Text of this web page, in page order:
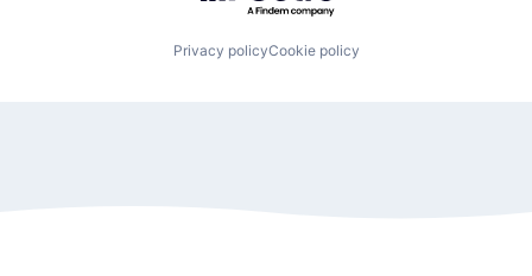
Privacy policyCookie policy